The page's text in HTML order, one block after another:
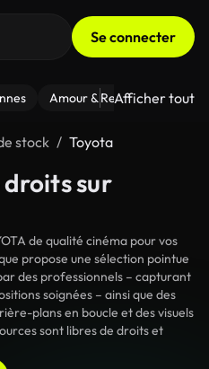
Se connecter
Amour & Relations Le
Afficher tout
stock Toyota
droits sur
de qualité cinéma pour vos
propose une sélection pointue
des professionnels – capturant
soignées – ainsi que des
plans en boucle et des visuels
sont libres de droits et